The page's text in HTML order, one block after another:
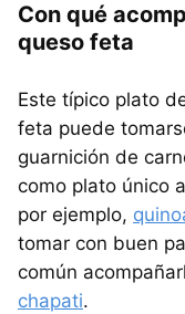
Con qué
queso feta
Este típico plato
feta puede
guarnición de
como plato único
por ejemplo,
tomar con buen
común
chapati.